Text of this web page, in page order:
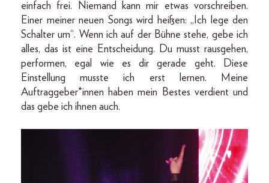
einfach frei. Niemand kann mir etwas vorschreiben.
Einer meiner neuen Songs wird heißen: „Ich lege den
Schalter um“. Wenn ich auf der Bühne stehe, gebe ich
alles, das ist eine Entscheidung. Du musst rausgehen,
performen, egal wie es dir gerade geht. Diese
Einstellung musste ich erst lernen. Meine
Auftraggeber*innen haben mein Bestes verdient und
das gebe ich ihnen auch.